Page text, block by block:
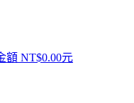
額 NT$0.00元